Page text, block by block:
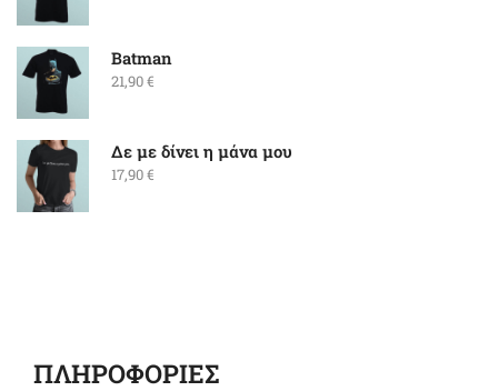
Batman
21,90€
Δε με δίνει η μάνα μου
17,90€
ΠΛΗΡΟΦΟΡΙΕΣ